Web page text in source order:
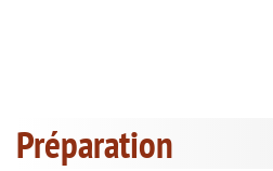
Préparation